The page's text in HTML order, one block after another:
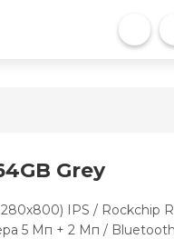
Grey
IPS / Rockchip
5 Мп + 2 Мп /